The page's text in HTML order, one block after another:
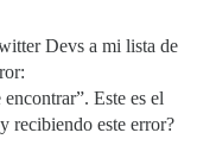
Devs a mi lista de
Este es el
recibiendo este error?